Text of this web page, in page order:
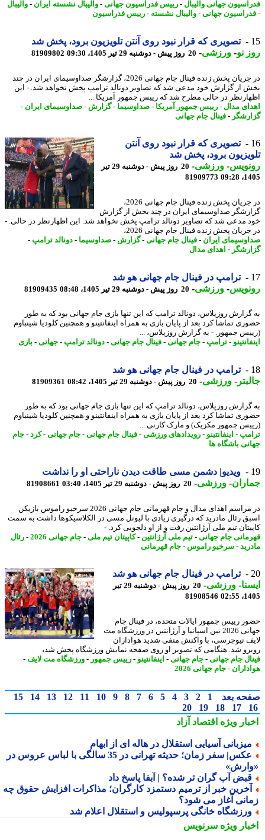
جهانی والیبال-رییس فدراسیون جهانی-والیبال نشسته ایران -
والیبال
جهانی-والیبال نشسته-رییس فدراسیون
تصویری که قرار نبود روی آنتن تلویزیون برود، پخش شد
نو- ورزشی-20 روز پیش - دوشنبه 29 تیر 1405، 09:30 81909802
در جریان پخش زنده فینال جام جهانی 2026، گزارشگر صداوسیمای ایران در چند
از گزارش خود مدعی شد که تصاویر دونالد ترامپ پخش نخواهد شد. - این
در حالی مطرح شد که رییس جمهور آمریکا ...
مدال-رییس جمهور آمریکا- صداوسیما-گزارش -صداوسیمای ایران -
-فینال جام جهانی
تصویری که قرار نبود روی آنتن
برود، پخش شد
-ورزشی-
20 روز پیش - دوشنبه 29 تیر
81909773
در جریان پخش زنده فینال جام جهانی 2026،
صداوسیمای ایران در چند بخش از گزارش
مدعی شد که تصاویر دونالد ترامپ پخش نخواهد شد. این اظهارنظر در حالی. -
پخش زنده فینال جام جهانی 2026،
ایران - فینال جام جهانی-گزارش -صداوسیما-دونالد ترامپ -
-اهدای مدال
ترامپ در فینال جام جهانی هو شد
-ورزشی-20 روز پیش - دوشنبه 29 تیر 1405، 08:48 81909435
روزپلاس، دونالد ترامپ که این تنها بازی جام جهانی بود که به طور
تماشا کرد بعد از پایان بازی به همراه اینفانتینو و همچنین کلودیا شینباوم
جمهور. - به گزارش روزپلاس، ...
-ترامپ -جام جهانی-فینال جام جهانی-دونالد ترامپ -جهانی-بازی
ترامپ در فینال جام جهانی هو شد
-ورزشی-20 روز پیش - دوشنبه 29 تیر 1405، 08:42 81909361
روزپلاس، دونالد ترامپ که این تنها بازی جام جهانی بود که به طور
تماشا کرد بعد از پایان بازی به همراه اینفانتینو و همچنین کلودیا شینباوم
جمهور مکزیک) و مارک کارنی ...
-اینفانتینو-رویدادهای ورزشی -فینال جام جهانی-جام جهانی-کرد-جام
باشگاه ها
ویدیو| دشمن مسی طاقت دیدن ناراحتی او را نداشت
- ورزشی-20 روز پیش - دوشنبه 29 تیر 1405، 03:40 81908661
در مراسم اهدای مدال و جام قهرمانی جام جهانی 2026 سرخیو راموس بازیکن
رئال مادرید که درگیری زیادی با لیونل مسی در الکلاسیکوها داشت به سمت
تیم ملی آرژانتین رفت و از او دلجویی کرد. -
جام جهانی-تیم ملی آرژانتین -کاپیتان تیم ملی -جام جهانی 2026 -رئال
- سرخیو راموس-جام قهرمانی
ترامپ در فینال جام جهانی هو شد
-ورزشی-
20 روز پیش - دوشنبه 29 تیر
81908546
رییس جمهور ایالات متحده، در فینال جام
جهانی 2026 بین اسپانیا و آرژانتین در ورزشگاه مت
نیوجرسی، با واکنش منفی شدید هواداران
شد. هنگامی که تصویر او روی صفحه نمایش ورزشگاه پخش شد،
جام جهانی-جام جهانی-اینفانتینو-رییس جمهور-ورزشگاه مت لایف -
- جام جهانی 2026
بعد 1
2
3
4
5
6
7
8
9
10
11
12
13
14
15
17
18
19
20
ویژهاقتصاد آزاد
آسیایی استقلال در هاله ای از ابهام
عکس| سفر زمان؛ حدیثه تهرانی در 35 سالگی با لباس عروس در
آب گران تر شده؟ | آبفا پاسخ داد
خبر از ترمیم دستمزد کارگران؛ مذاکرات افزایش حقوق چه
آغاز می شود؟
خانگی پرسپولیس و استقلال اعلام شد
ویژهسرنویس